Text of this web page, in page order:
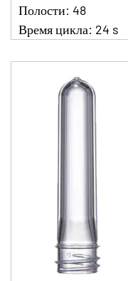
Полости: 48
Время цикла: 24 s